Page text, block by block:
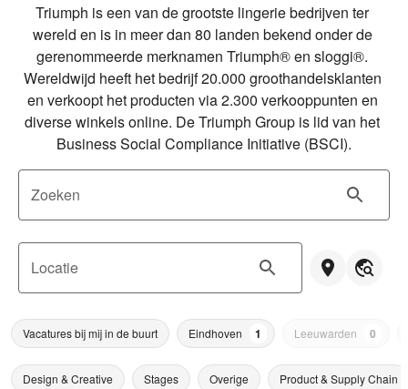
Triumph is een van de grootste lingerie bedrijven ter
wereld en is in meer dan 80 landen bekend onder de
gerenommeerde merknamen Triumph® en sloggi®.
Wereldwijd heeft het bedrijf 20.000 groothandelsklanten
en verkoopt het producten via 2.300 verkooppunten en
diverse winkels online. De Triumph Group is lid van het
Business Social Compliance Initiative (BSCI).
Zoeken
Locatie
Vacatures bij mij in de buurt Eindhoven 1 Leeuwarden 0
Design & Creative Stages Overige Product & Supply Chain